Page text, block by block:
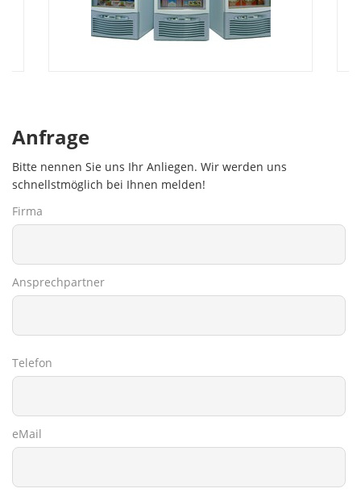
Anfrage
Bitte nennen Sie uns Ihr Anliegen. Wir werden uns
schnellstmöglich bei Ihnen melden!
Firma
Ansprechpartner
Telefon
eMail